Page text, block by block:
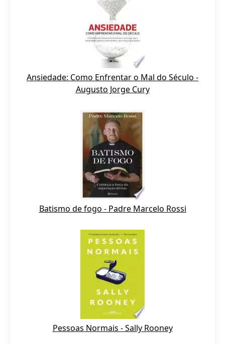
Ansiedade: Como Enfrentar o Mal do Século -
Augusto Jorge Cury
Batismo de fogo - Padre Marcelo Rossi
Pessoas Normais - Sally Rooney